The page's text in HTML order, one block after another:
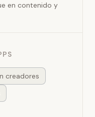
en contenido y
creadores